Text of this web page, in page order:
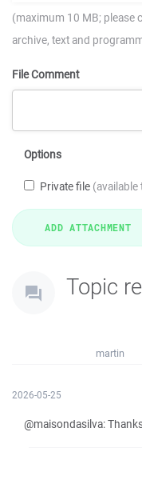
(maximum 10 MB; please
archive, text and
File Comment
Options
Private file
Topic
martin
2026-05-25
@maisondasilva: